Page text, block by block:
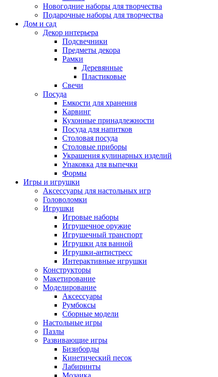
Новогодние наборы для творчества
Подарочные наборы для творчества
Дом и сад
Декор интерьера
Подсвечники
Предметы декора
Рамки
Деревянные
Пластиковые
Свечи
Посуда
Емкости для хранения
Карвинг
Кухонные принадлежности
Посуда для напитков
Столовая посуда
Столовые приборы
Украшения кулинарных изделий
Упаковка для выпечки
Формы
Игры и игрушки
Аксессуары для настольных игр
Головоломки
Игрушки
Игровые наборы
Игрушечное оружие
Игрушечный транспорт
Игрушки для ванной
Игрушки-антистресс
Интерактивные игрушки
Конструкторы
Макетирование
Моделирование
Аксессуары
Румбоксы
Сборные модели
Настольные игры
Пазлы
Развивающие игры
Бизиборды
Кинетический песок
Лабиринты
Мозаика